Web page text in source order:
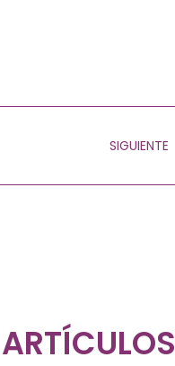
SIGUIENTE